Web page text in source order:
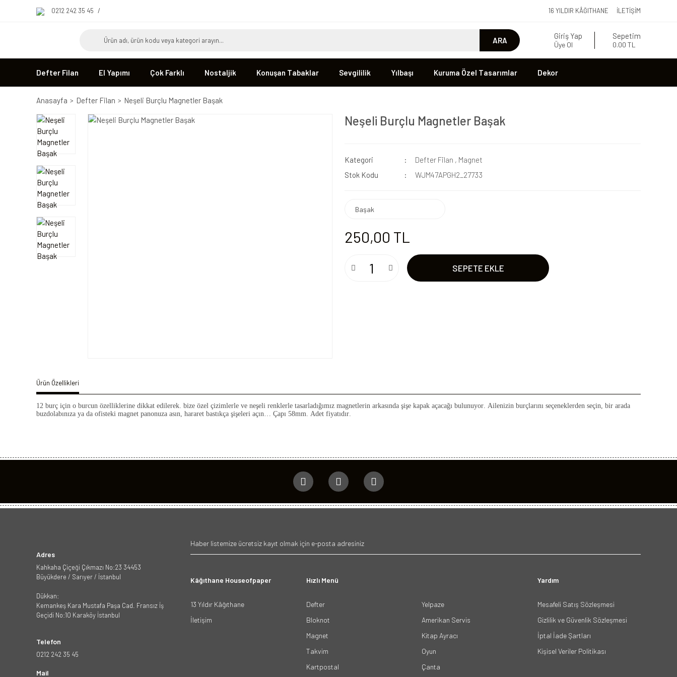
0212 242 35 45 / 16 YILDIR KÂĞITHANE İLETIŞIM
ARA Giriş Yap
Üye Ol
Sepetim
0.00 TL
Defter Filan El Yapımı Çok Farklı Nostaljik Konuşan Tabaklar Sevgililik Yılbaşı Kuruma Özel Tasarımlar Dekor
Anasayfa Defter Filan Neşeli Burçlu Magnetler Başak
Neşeli Burçlu Magnetler Başak
Kategori Defter Filan , Magnet
Stok Kodu
WJM47APGH2_27733
250,00 TL
SEPETE EKLE
Ürün Özellikleri
12 burç için o burcun özelliklerine dikkat edilerek. bize özel çizimlerle ve neşeli renklerle tasarladığımız magnetlerin arkasında şişe kapak açacağı bulunuyor. Ailenizin burçlarını seçeneklerden seçin, bir arada
buzdolabınıza ya da ofisteki magnet panonuza asın, hararet bastıkça şişeleri açın… Çapı 58mm. Adet fiyatıdır.
Adres
Kahkaha Çiçeği Çıkmazı No:23 34453
Büyükdere / Sarıyer / İstanbul
Dükkan:
Kemankeş Kara Mustafa Paşa Cad. Fransız İş
Geçidi No:10 Karaköy İstanbul
Telefon
0212 242 35 45
Mail
Kâğıthane Houseofpaper
13 Yıldır Kâğıthane
İletişim
Hızlı Menü
Defter
Bloknot
Magnet
Takvim
Kartpostal
Yelpaze
Amerikan Servis
Kitap Ayracı
Oyun
Çanta
Yardım
Mesafeli Satış Sözleşmesi
Gizlilik ve Güvenlik Sözleşmesi
İptal İade Şartları
Kişisel Veriler Politikası